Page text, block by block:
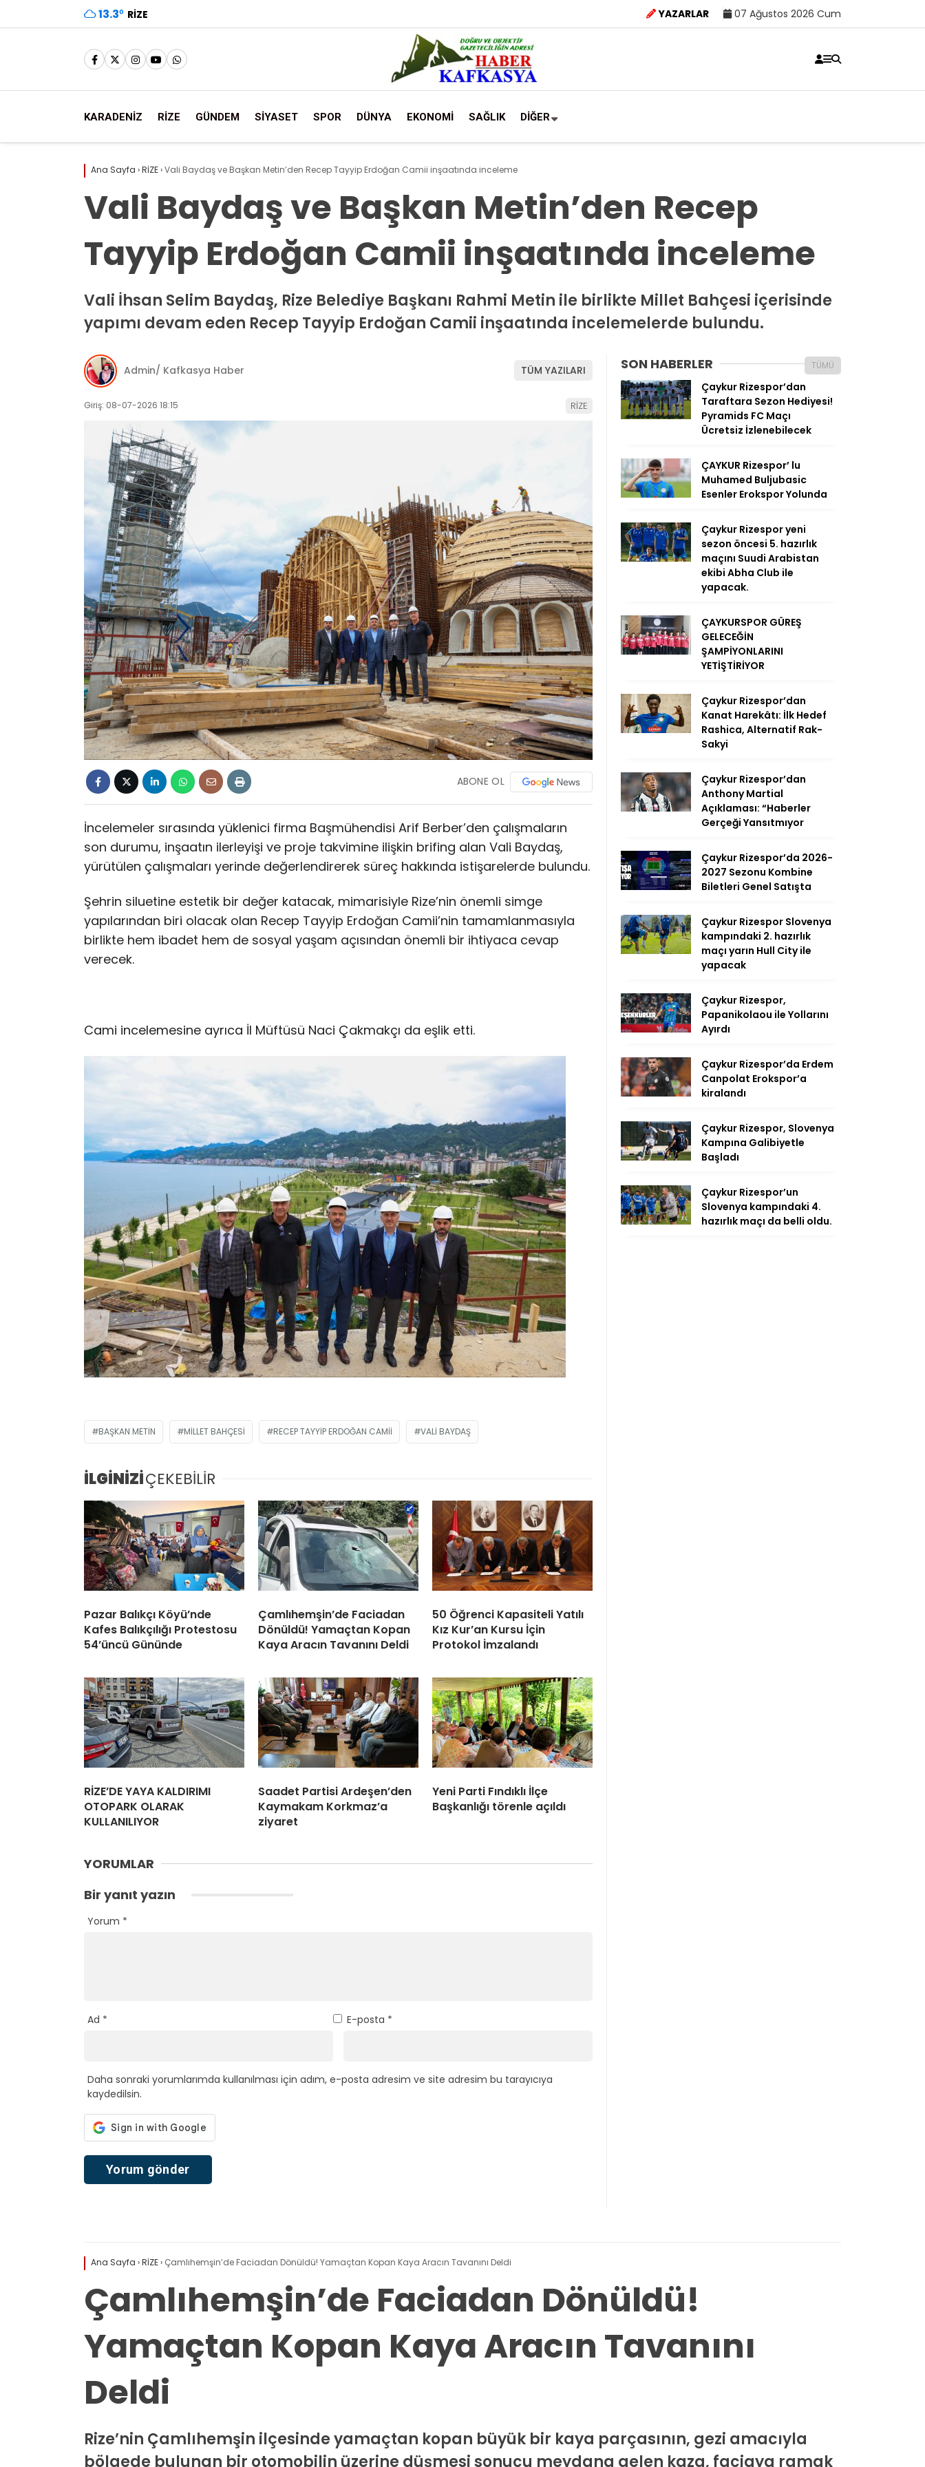
13.3° RIZE YAZARLAR 07 Ağustos 2026 Cum
KARADENİZ RİZE GÜNDEM SİYASET SPOR DÜNYA EKONOMİ SAĞLIK DİĞER
Ana Sayfa ›RİZE›Vali Baydaş ve Başkan Metin’den Recep Tayyip Erdoğan Camii inşaatında inceleme
Vali Baydaş ve Başkan Metin’den Recep
Tayyip Erdoğan Camii inşaatında inceleme
Vali İhsan Selim Baydaş, Rize Belediye Başkanı Rahmi Metin ile birlikte Millet Bahçesi içerisinde
yapımı devam eden Recep Tayyip Erdoğan Camii inşaatında incelemelerde bulundu.
Admin/ Kafkasya Haber TÜM YAZILARI
Giriş: 08-07-2026 18:15 RİZE
ABONE OL
İncelemeler sırasında yüklenici firma Başmühendisi Arif Berber’den çalışmaların
son durumu, inşaatın ilerleyişi ve proje takvimine ilişkin brifing alan Vali Baydaş,
yürütülen çalışmaları yerinde değerlendirerek süreç hakkında istişarelerde bulundu.
Şehrin siluetine estetik bir değer katacak, mimarisiyle Rize’nin önemli simge
yapılarından biri olacak olan Recep Tayyip Erdoğan Camii’nin tamamlanmasıyla
birlikte hem ibadet hem de sosyal yaşam açısından önemli bir ihtiyaca cevap
verecek.
Cami incelemesine ayrıca İl Müftüsü Naci Çakmakçı da eşlik etti.
BAŞKAN METIN MİLLET BAHÇESİ RECEP TAYYIP ERDOĞAN CAMII VALI BAYDAŞ
İLGİNİZİÇEKEBİLİR
Pazar Balıkçı Köyü’nde
Kafes Balıkçılığı Protestosu
54’üncü Gününde
Çamlıhemşin’de Faciadan
Dönüldü! Yamaçtan Kopan
Kaya Aracın Tavanını Deldi
50 Öğrenci Kapasiteli Yatılı
Kız Kur’an Kursu İçin
Protokol İmzalandı
RİZE’DE YAYA KALDIRIMI
OTOPARK OLARAK
KULLANILIYOR
Saadet Partisi Ardeşen’den
Kaymakam Korkmaz’a
ziyaret
Yeni Parti Fındıklı İlçe
Başkanlığı törenle açıldı
YORUMLAR
Bir yanıt yazın
Yorum *
Ad * E-posta *
Daha sonraki yorumlarımda kullanılması için adım, e-posta adresim ve site adresim bu tarayıcıya
kaydedilsin.
SON HABERLER TÜMÜ
Çaykur Rizespor’dan
Taraftara Sezon Hediyesi!
Pyramids FC Maçı
Ücretsiz İzlenebilecek
ÇAYKUR Rizespor’ lu
Muhamed Buljubasic
Esenler Erokspor Yolunda
Çaykur Rizespor yeni
sezon öncesi 5. hazırlık
maçını Suudi Arabistan
ekibi Abha Club ile
yapacak.
ÇAYKURSPOR GÜREŞ
GELECEĞİN
ŞAMPİYONLARINI
YETİŞTİRİYOR
Çaykur Rizespor’dan
Kanat Harekâtı: İlk Hedef
Rashica, Alternatif Rak-
Sakyi
Çaykur Rizespor’dan
Anthony Martial
Açıklaması: “Haberler
Gerçeği Yansıtmıyor
Çaykur Rizespor’da 2026-
2027 Sezonu Kombine
Biletleri Genel Satışta
Çaykur Rizespor Slovenya
kampındaki 2. hazırlık
maçı yarın Hull City ile
yapacak
Çaykur Rizespor,
Papanikolaou ile Yollarını
Ayırdı
Çaykur Rizespor’da Erdem
Canpolat Erokspor’a
kiralandı
Çaykur Rizespor, Slovenya
Kampına Galibiyetle
Başladı
Çaykur Rizespor’un
Slovenya kampındaki 4.
hazırlık maçı da belli oldu.
Ana Sayfa ›RİZE› Çamlıhemşin’de Faciadan Dönüldü! Yamaçtan Kopan Kaya Aracın Tavanını Deldi
Çamlıhemşin’de Faciadan Dönüldü!
Yamaçtan Kopan Kaya Aracın Tavanını
Deldi
Rize’nin Çamlıhemşin ilçesinde yamaçtan kopan büyük bir kaya parçasının, gezi amacıyla
bölgede bulunan bir otomobilin üzerine düşmesi sonucu meydana gelen kaza, faciaya ramak